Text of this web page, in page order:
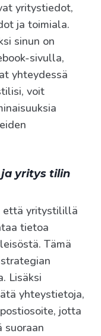
yritystiedot,
ja toimiala.
sinun on
sivulla,
yhteydessä
voit
yritys tilin
että yritystilillä
tietoa
Tämä
Lisäksi
yhteystietoja,
jotta
suoraan